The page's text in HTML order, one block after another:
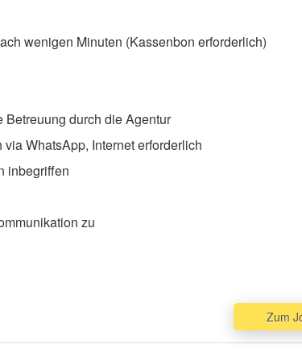
wenigen Minuten (Kassenbon erforderlich)
durch die Agentur
WhatsApp, Internet erforderlich
inbegriffen
zu
Zum